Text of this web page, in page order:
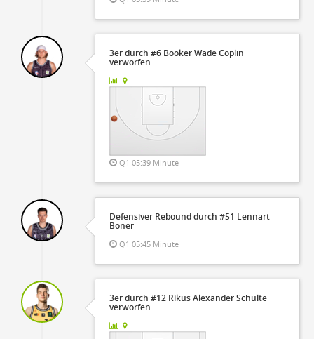
3er durch #6 Booker Wade Coplin
verworfen
Q1 05:39 Minute
Defensiver Rebound durch #51 Lennart
Boner
Q1 05:45 Minute
3er durch #12 Rikus Alexander Schulte
verworfen